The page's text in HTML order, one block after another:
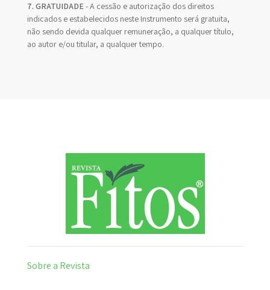
7. GRATUIDADE- A cessão e autorização dos direitos
indicados e estabelecidos neste Instrumento será gratuita,
não sendo devida qualquer remuneração, a qualquer título,
ao autor e/ou titular, a qualquer tempo.
Sobre a Revista